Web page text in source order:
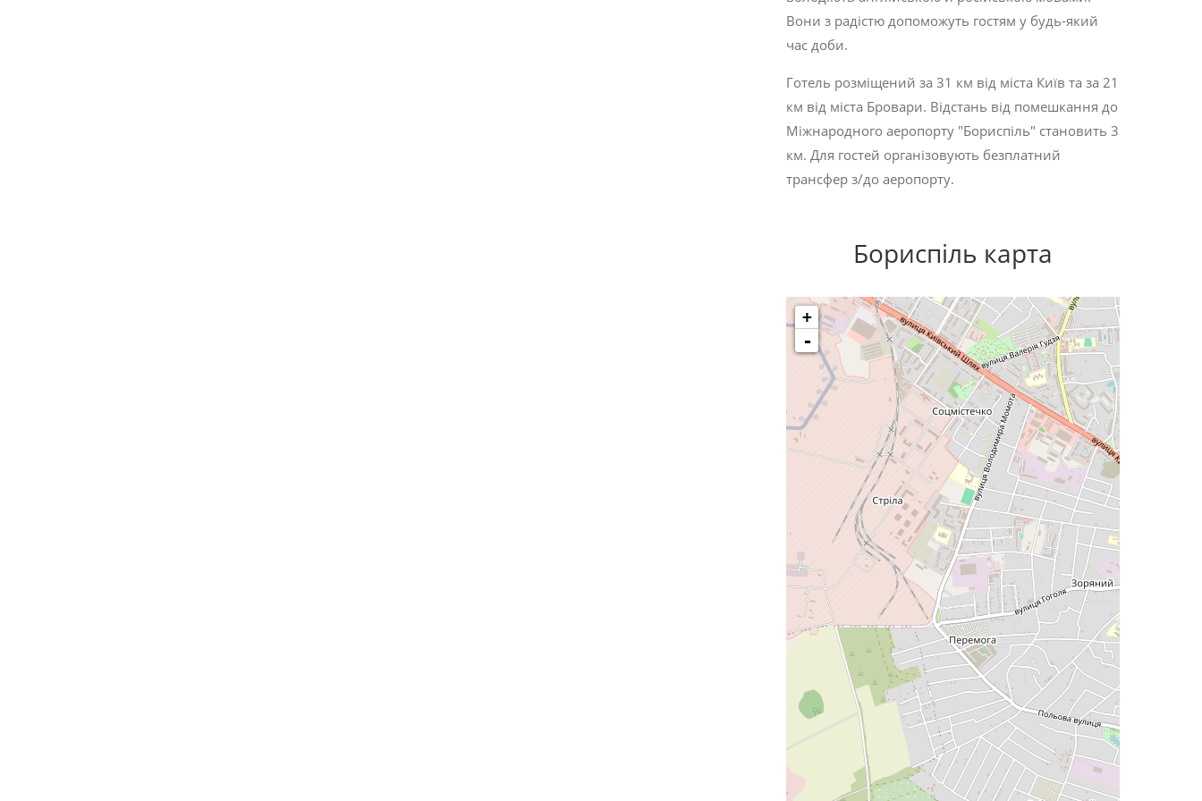
Вони з радістю допоможуть гостям у будь-який
час доби.
Готель розміщений за 31 км від міста Київ та за 21
км від міста Бровари. Відстань від помешкання до
Міжнародного аеропорту "Бориспіль" становить 3
км. Для гостей організовують безплатний
трансфер з/до аеропорту.
Бориспіль карта
+
-